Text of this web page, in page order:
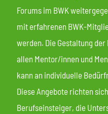
Forums im BWK
mit erfahrenen BWK-
werden. Die Gestaltung
allen Mentor/innen und
kann an individuelle
Diese Angebote richten
Berufseinsteiger, die